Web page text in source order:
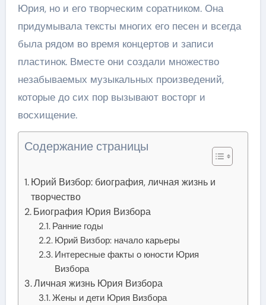
Юрия, но и его творческим соратником. Она
придумывала тексты многих его песен и всегда
была рядом во время концертов и записи
пластинок. Вместе они создали множество
незабываемых музыкальных произведений,
которые до сих пор вызывают восторг и
восхищение.
Содержание страницы
Юрий Визбор: биография, личная жизнь и
творчество
Биография Юрия Визбора
Ранние годы
Юрий Визбор: начало карьеры
Интересные факты о юности Юрия
Визбора
Личная жизнь Юрия Визбора
Жены и дети Юрия Визбора